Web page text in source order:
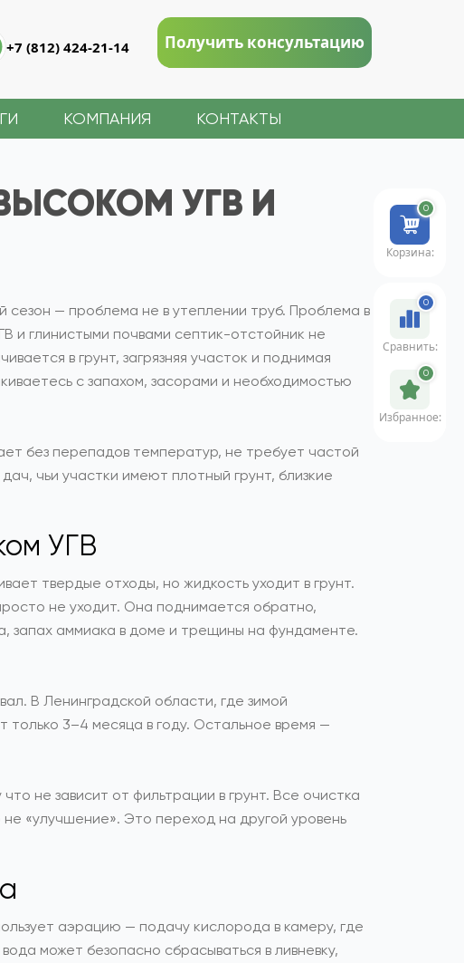
+7 (812) 424-21-14 Получить консультацию
КОМПАНИЯ КОНТАКТЫ
УГВ И
сезон — проблема не в утеплении труб. Проблема в
и глинистыми почвами септик-отстойник не
в грунт, загрязняя участок и поднимая
с запахом, засорами и необходимостью
без перепадов температур, не требует частой
чьи участки имеют плотный грунт, близкие
УГВ
твердые отходы, но жидкость уходит в грунт.
не уходит. Она поднимается обратно,
запах аммиака в доме и трещины на фундаменте.
В Ленинградской области, где зимой
3–4 месяца в году. Остальное время —
не зависит от фильтрации в грунт. Все очистка
«улучшение». Это переход на другой уровень
аэрацию — подачу кислорода в камеру, где
может безопасно сбрасываться в ливневку,
0
Корзина:
0
Сравнить:
0
Избранное: